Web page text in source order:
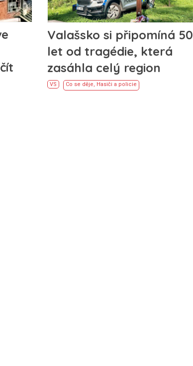
Valašsko si připomíná 50
let od tragédie, která
zasáhla celý region
VS Co se děje Hasiči a policie